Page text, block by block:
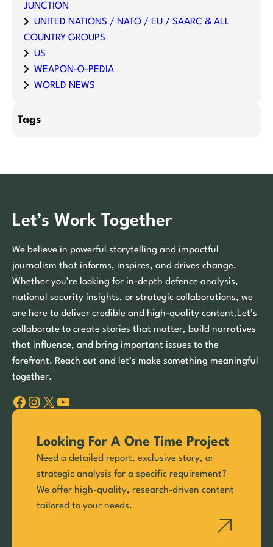
JUNCTION
UNITED NATIONS / NATO / EU / SAARC & ALL
COUNTRY GROUPS
US
WEAPON-O-PEDIA
WORLD NEWS
Tags
Let’s Work Together
We believe in powerful storytelling and impactful
journalism that informs, inspires, and drives change.
Whether you’re looking for in-depth defence analysis,
national security insights, or strategic collaborations, we
are here to deliver credible and high-quality content.Let’s
collaborate to create stories that matter, build narratives
that influence, and bring important issues to the
forefront. Reach out and let’s make something meaningful
together.
Facebook Instagram X YouTube
Looking For A One Time Project
Need a detailed report, exclusive story, or
strategic analysis for a specific requirement?
We offer high-quality, research-driven content
tailored to your needs.